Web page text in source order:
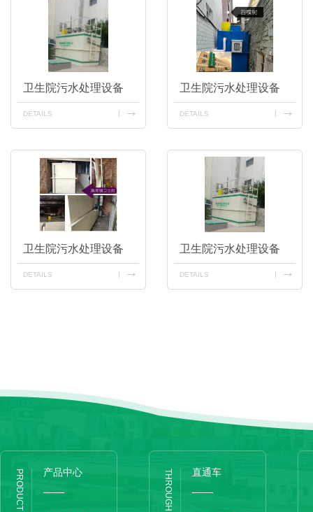
卫生院污水处理设备
DETAILS
卫生院污水处理设备
DETAILS
卫生院污水处理设备
DETAILS
卫生院污水处理设备
DETAILS
PRODUCT 产品中心 THROUGH 直通车